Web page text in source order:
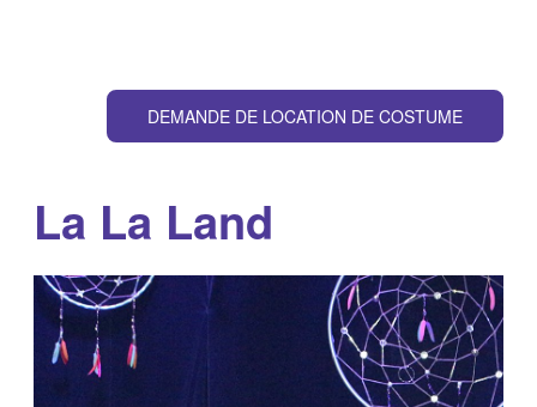
DEMANDE DE LOCATION DE COSTUME
La La Land